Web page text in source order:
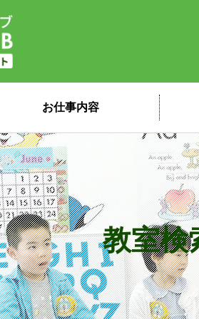
子ども英会
お仕事内容
教室検